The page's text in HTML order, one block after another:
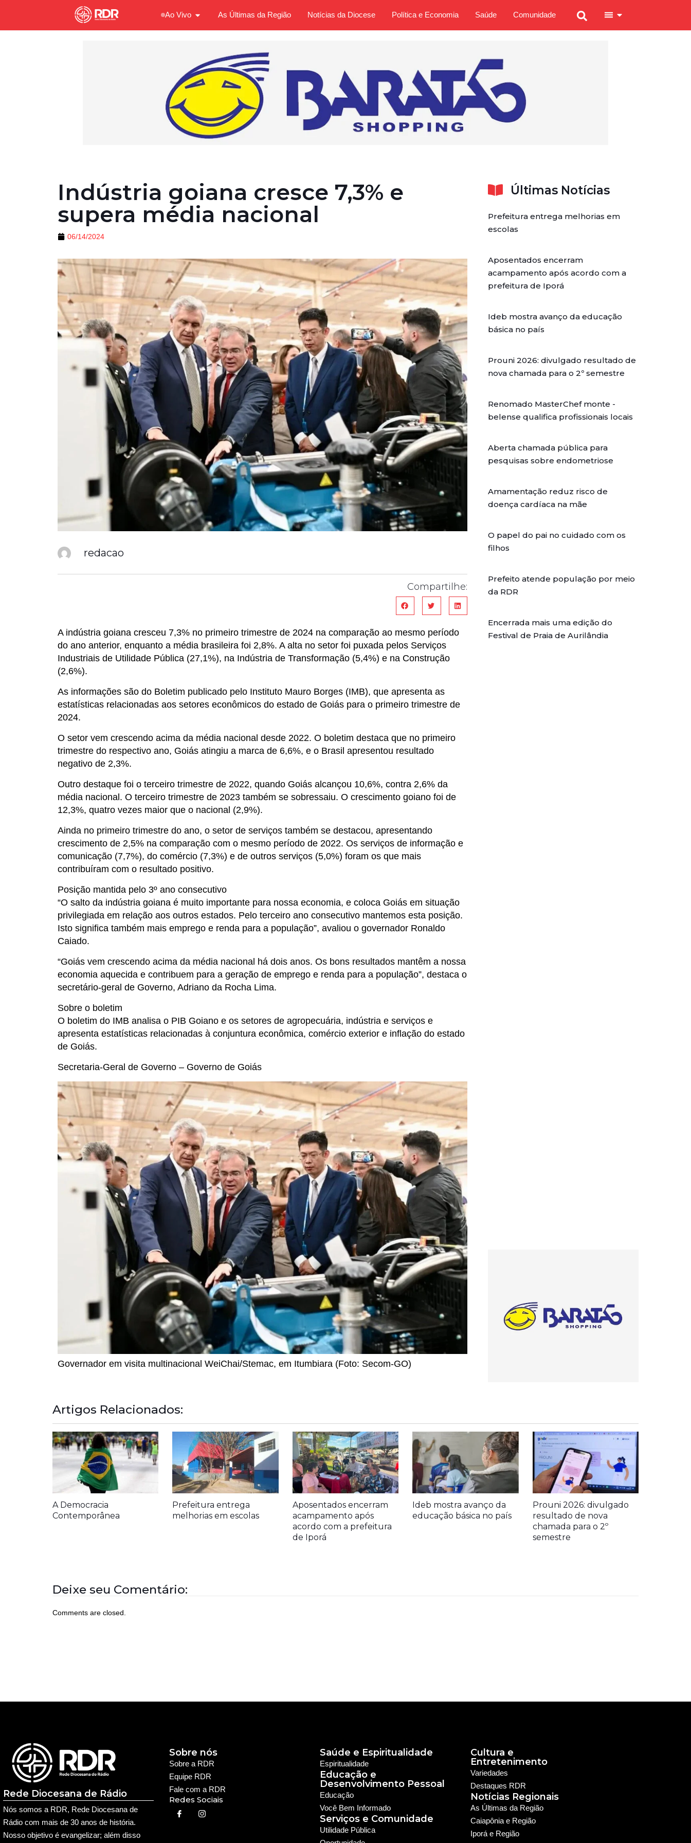
Ao Vivo As Últimas da Região Notícias da Diocese Política e Economia Saúde Comunidade
Indústria goiana cresce 7,3% e
supera média nacional
06/14/2024
redacao
Compartilhe:
A indústria goiana cresceu 7,3% no primeiro trimestre de 2024 na comparação ao mesmo período
do ano anterior, enquanto a média brasileira foi 2,8%. A alta no setor foi puxada pelos Serviços
Industriais de Utilidade Pública (27,1%), na Indústria de Transformação (5,4%) e na Construção
(2,6%).
As informações são do Boletim publicado pelo Instituto Mauro Borges (IMB), que apresenta as
estatísticas relacionadas aos setores econômicos do estado de Goiás para o primeiro trimestre de
2024.
O setor vem crescendo acima da média nacional desde 2022. O boletim destaca que no primeiro
trimestre do respectivo ano, Goiás atingiu a marca de 6,6%, e o Brasil apresentou resultado
negativo de 2,3%.
Outro destaque foi o terceiro trimestre de 2022, quando Goiás alcançou 10,6%, contra 2,6% da
média nacional. O terceiro trimestre de 2023 também se sobressaiu. O crescimento goiano foi de
12,3%, quatro vezes maior que o nacional (2,9%).
Ainda no primeiro trimestre do ano, o setor de serviços também se destacou, apresentando
crescimento de 2,5% na comparação com o mesmo período de 2022. Os serviços de informação e
comunicação (7,7%), do comércio (7,3%) e de outros serviços (5,0%) foram os que mais
contribuíram com o resultado positivo.
Posição mantida pelo 3º ano consecutivo
“O salto da indústria goiana é muito importante para nossa economia, e coloca Goiás em situação
privilegiada em relação aos outros estados. Pelo terceiro ano consecutivo mantemos esta posição.
Isto significa também mais emprego e renda para a população”, avaliou o governador Ronaldo
Caiado.
“Goiás vem crescendo acima da média nacional há dois anos. Os bons resultados mantêm a nossa
economia aquecida e contribuem para a geração de emprego e renda para a população”, destaca o
secretário-geral de Governo, Adriano da Rocha Lima.
Sobre o boletim
O boletim do IMB analisa o PIB Goiano e os setores de agropecuária, indústria e serviços e
apresenta estatísticas relacionadas à conjuntura econômica, comércio exterior e inflação do estado
de Goiás.
Secretaria-Geral de Governo – Governo de Goiás
Governador em visita multinacional WeiChai/Stemac, em Itumbiara (Foto: Secom-GO)
Últimas Notícias
Prefeitura entrega melhorias em
escolas
Aposentados encerram
acampamento após acordo com a
prefeitura de Iporá
Ideb mostra avanço da educação
básica no país
Prouni 2026: divulgado resultado de
nova chamada para o 2º semestre
Renomado MasterChef monte -
belense qualifica profissionais locais
Aberta chamada pública para
pesquisas sobre endometriose
Amamentação reduz risco de
doença cardíaca na mãe
O papel do pai no cuidado com os
filhos
Prefeito atende população por meio
da RDR
Encerrada mais uma edição do
Festival de Praia de Aurilândia
Artigos Relacionados:
A Democracia
Contemporânea
Prefeitura entrega
melhorias em escolas
Aposentados encerram
acampamento após
acordo com a prefeitura
de Iporá
Ideb mostra avanço da
educação básica no país
Prouni 2026: divulgado
resultado de nova
chamada para o 2º
semestre
Deixe seu Comentário:
Comments are closed.
Rede Diocesana de Rádio
Nós somos a RDR, Rede Diocesana de
Rádio com mais de 30 anos de história.
Nosso objetivo é evangelizar; além disso
Sobre a RDR
Equipe RDR
Fale com a RDR
Redes Sociais
Sobre nós Saúde e Espiritualidade
Espiritualidade
Educação e
Desenvolvimento Pessoal
Educação
Você Bem Informado
Serviços e Comunidade
Utilidade Pública
Cultura e
Entretenimento
Notícias Regionais
As Últimas da Região
Caiapônia e Região
Iporá e Região
Variedades
Destaques RDR